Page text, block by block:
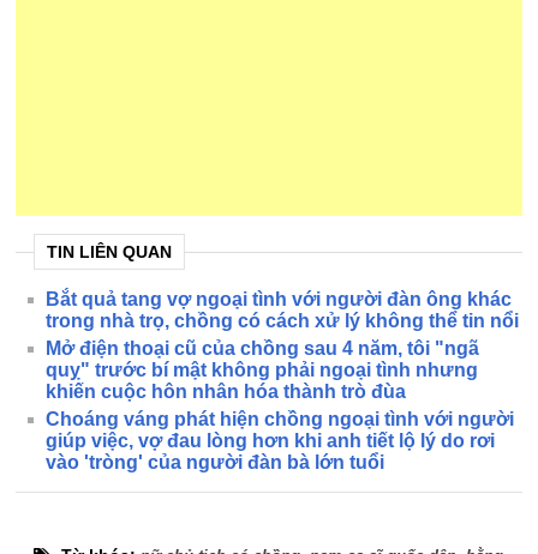
TIN LIÊN QUAN
Bắt quả tang vợ ngoại tình với người đàn ông khác
trong nhà trọ, chồng có cách xử lý không thể tin nổi
Mở điện thoại cũ của chồng sau 4 năm, tôi "ngã
quỵ" trước bí mật không phải ngoại tình nhưng
khiến cuộc hôn nhân hóa thành trò đùa
Choáng váng phát hiện chồng ngoại tình với người
giúp việc, vợ đau lòng hơn khi anh tiết lộ lý do rơi
vào 'tròng' của người đàn bà lớn tuổi